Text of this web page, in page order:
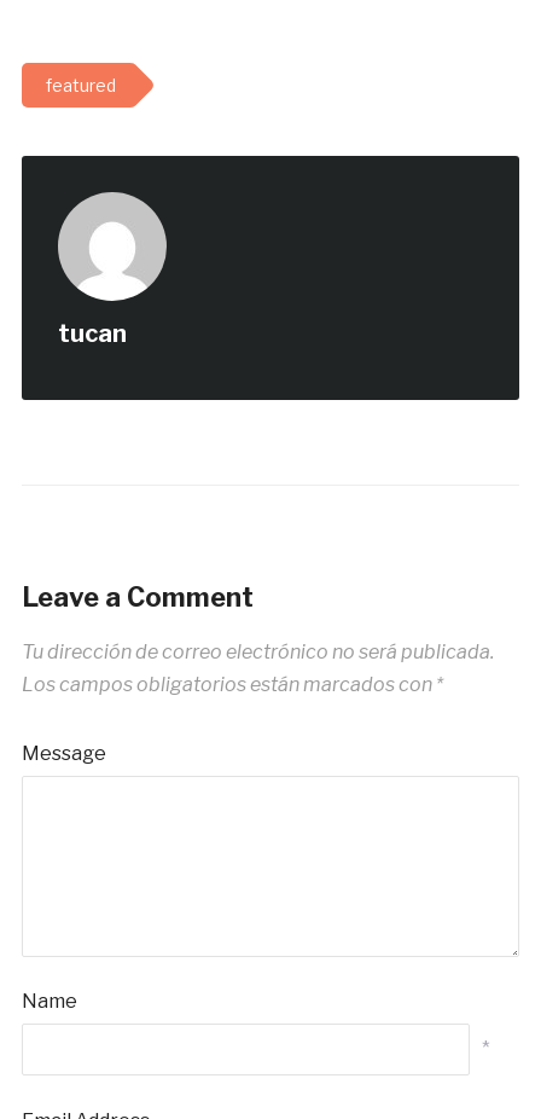
featured
tucan
Leave a Comment
Tu dirección de correo electrónico no será publicada.
Los campos obligatorios están marcados con *
Message
Name
*